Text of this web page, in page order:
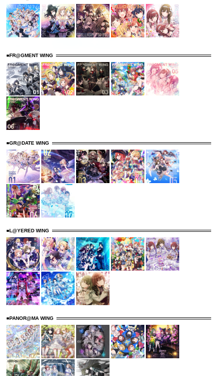
■FR@GMENT WING
■GR@DATE WING
■L@YERED WING
■PANOR@MA WING